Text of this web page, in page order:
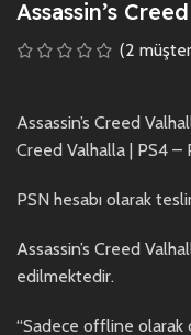
Assassin’s
(2
Assassin’s Creed
Creed Valhalla | PS4 –
PSN hesabı olarak
Assassin’s Creed
edilmektedir.
“Sadece offline olarak